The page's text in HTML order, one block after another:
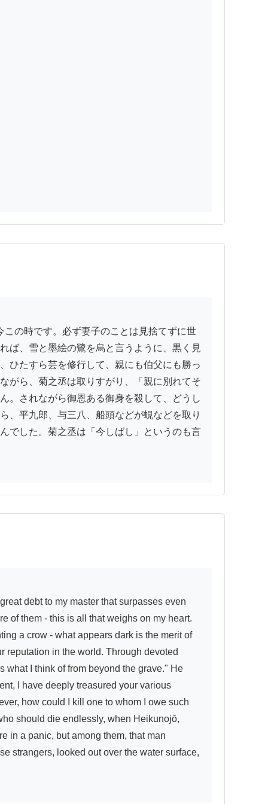
ば、雪と墨絵の鷺を烏と言うように、黒く見
ひたすら芸を修行して、親にも伯父にも勝っ
がら、菊之丞は取りすがり、「親に別れてそ
。されながら御恩ある御身を殺して、どうし
、平九郎、与三八、船頭などが蜆などを取り
でした。菊之丞は「今しばし」というのも言
of them - this is all that weighs on my heart.
a crow - what appears dark is the merit of
reputation in the world. Through devoted
what I think of from beyond the grave." He
I have deeply treasured your various
how could I kill one to whom I owe such
should die endlessly, when Heikunojō,
in a panic, but among them, that man
strangers, looked out over the water surface,